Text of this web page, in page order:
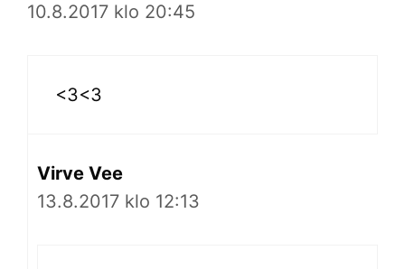
10.8.2017 klo 20:45
<3<3
Virve Vee
13.8.2017 klo 12:13